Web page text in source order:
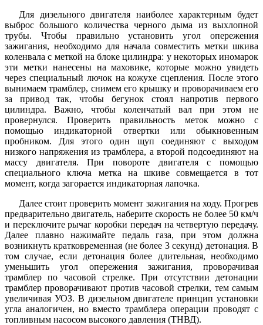
Для дизельного двигателя наиболее характерным будет
выброс большого количества черного дыма из выхлопной
трубы. Чтобы правильно установить угол опережения
зажигания, необходимо для начала совместить метки шкива
коленвала с меткой на блоке цилиндра: у некоторых иномарок
эти метки нанесены на маховике, которые можно увидеть
через специальный лючок на кожухе сцепления. После этого
вынимаем трамблер, снимем его крышку и проворачиваем его
за привод так, чтобы бегунок стоял напротив первого
цилиндра. Важно, чтобы коленчатый вал при этом не
провернулся. Проверить правильность меток можно с
помощью индикаторной отвертки или обыкновенным
пробником. Для этого один щуп соединяют с выходом
низкого напряжения из трамблера, а второй подсоединяют на
массу двигателя. При повороте двигателя с помощью
специального ключа метка на шкиве совмещается в тот
момент, когда загорается индикаторная лапочка.
Далее стоит проверить момент зажигания на ходу. Прогрев
предварительно двигатель, наберите скорость не более 50 км/ч
и переключите рычаг коробки передач на четвертую передачу.
Далее плавно нажимайте педаль газа, при этом должна
возникнуть кратковременная (не более 3 секунд) детонация. В
том случае, если детонация более длительная, необходимо
уменьшить угол опережения зажигания, проворачивая
трамблер по часовой стрелке. При отсутствии детонации
трамблер проворачивают против часовой стрелки, тем самым
увеличивая УОЗ. В дизельном двигателе принцип установки
угла аналогичен, но вместо трамблера операции проводят с
топливным насосом высокого давления (ТНВД).